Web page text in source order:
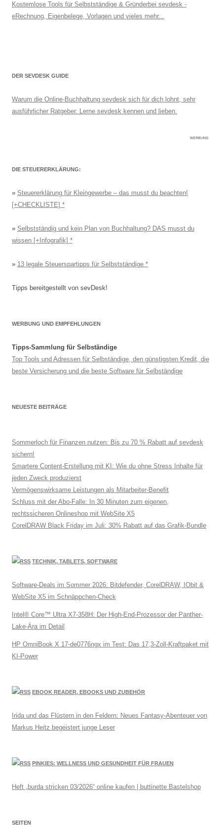
Kostemlose Tools für Selbstständige & Gründerbei sevdesk -
eRechnung, Eigenbelege, Vorlagen und vieles mehr...
DER SEVDESK GUIDE
Warum die Online-Buchhaltung sevdesk sich für dich lohnt, sehr
ausführlicher Ratgeber. Lerne sevdesk kennen und lieben.
WERBUNG
DIE STEUERERKLÄRUNG:
» Steuererklärung für Kleingewerbe – das musst du beachten!
[+CHECKLISTE]
» Selbstständig und kein Plan von Buchhaltung? DAS musst du
wissen [+Infografik]
» 13 legale Steuerspartipps für Selbstständige
Tipps bereitgestellt von sevDesk!
WERBUNG UND EMPFEHLUNGEN
Tipps-Sammlung für Selbständige
Top Tools und Adressen für Selbständige, den günstigsten Kredit, die
beste Versicherung und die beste Software für Selbständige
NEUESTE BEITRÄGE
Sommerloch für Finanzen nutzen: Bis zu 70 % Rabatt auf sevdesk
sichern!
Smartere Content-Erstellung mit KI: Wie du ohne Stress Inhalte für
jeden Zweck produzierst
Vermögenswirksame Leistungen als Mitarbeiter-Benefit
Schluss mit der Abo-Falle: In 30 Minuten zum eigenen,
rechtssicheren Onlineshop mit WebSite X5
CorelDRAW Black Friday im Juli: 30% Rabatt auf das Grafik-Bundle
TECHNIK, TABLETS, SOFTWARE
Software-Deals im Sommer 2026: Bitdefender, CorelDRAW, IObit &
WebSite X5 im Schnäppchen-Check
Intel® Core™ Ultra X7-358H: Der High-End-Prozessor der Panther-
Lake-Ära im Detail
HP OmniBook X 17-de0776ngx im Test: Das 17,3-Zoll-Kraftpaket mit
KI-Power
EBOOK READER, EBOOKS UND ZUBEHÖR
Irida und das Flüstern in den Feldern: Neues Fantasy-Abenteuer von
Markus Heitz begeistert junge Leser
PINKIES: WELLNESS UND GESUNDHEIT FÜR FRAUEN
Heft „burda stricken 03/2026“ online kaufen | buttinette Bastelshop
SEITEN